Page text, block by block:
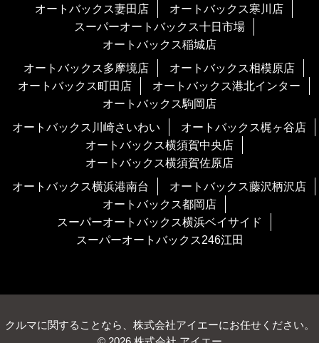
オートバックス妻田店
オートバックス寒川店
スーパーオートバックス十日市場
オートバックス稲城店
オートバックス多摩境店
オートバックス相模原店
オートバックス町田店
オートバックス港北インター
オートバックス駒岡店
オートバックス川崎さいわい
オートバックス梶ヶ谷店
オートバックス横須賀中央店
オートバックス横須賀佐原店
オートバックス横浜港南台
オートバックス藤沢柄沢店
オートバックス都岡店
スーパーオートバックス横浜ベイサイド
スーパーオートバックス246江田
クルマに関することなら、株式会社アイエーにお任せください。